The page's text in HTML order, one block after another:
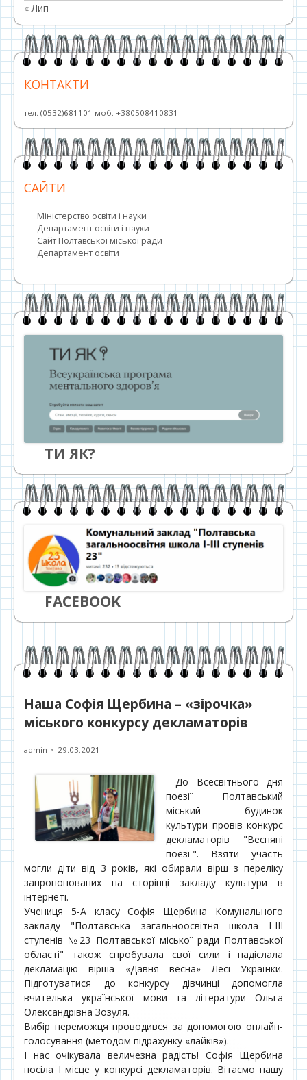
« Лип
КОНТАКТИ
тел. (0532)681101 моб. +380508410831
САЙТИ
Міністерство освіти і науки
Департамент освіти і науки
Сайт Полтавської міської ради
Департамент освіти
ТИ ЯК?
FACEBOOK
Наша Софія Щербина – «зірочка»
міського конкурсу декламаторів
Автор
admin Опубліковано
29.03.2021
До Всесвітнього дня
поезії Полтавський
міський будинок
культури провів конкурс
декламаторів "Весняні
поезії". Взяти участь
могли діти від 3 років, які обирали вірш з переліку
запропонованих на сторінці закладу культури в
інтернеті.
Учениця 5-А класу Софія Щербина Комунального
закладу "Полтавська загальноосвітня школа І-ІІІ
ступенів №23 Полтавської міської ради Полтавської
області" також спробувала свої сили і надіслала
декламацію вірша «Давня весна» Лесі Українки.
Підготуватися до конкурсу дівчинці допомогла
вчителька української мови та літератури Ольга
Олександрівна Зозуля.
Вибір переможця проводився за допомогою онлайн-
голосування (методом підрахунку «лайків»).
І нас очікувала величезна радість! Софія Щербина
посіла І місце у конкурсі декламаторів. Вітаємо нашу